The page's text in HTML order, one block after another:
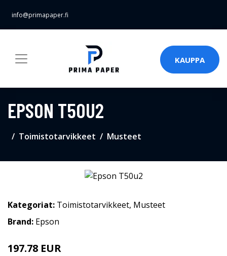
info@primapaper.fi
KAUPPA
EPSON T50U2
Toimistotarvikkeet Musteet
Kategoriat: Toimistotarvikkeet, Musteet
Brand: Epson
197.78 EUR